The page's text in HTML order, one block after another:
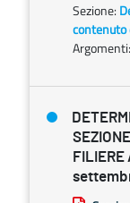
Sezione:
contenuto
Argomenti:
FILIERE